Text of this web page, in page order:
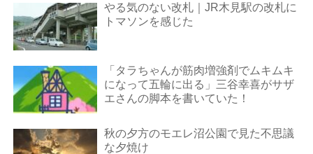
やる気のない改札｜JR木見駅の改札に
トマソンを感じた
「タラちゃんが筋肉増強剤でムキムキ
になって五輪に出る」三谷幸喜がサザ
エさんの脚本を書いていた！
秋の夕方のモエレ沼公園で見た不思議
な夕焼け